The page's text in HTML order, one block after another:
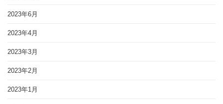
2023年6月
2023年4月
2023年3月
2023年2月
2023年1月